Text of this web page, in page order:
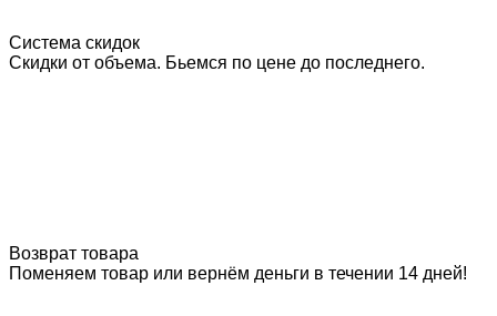
Система скидок
Скидки от объема. Бьемся по цене до последнего.
Возврат товара
Поменяем товар или вернём деньги в течении 14 дней!